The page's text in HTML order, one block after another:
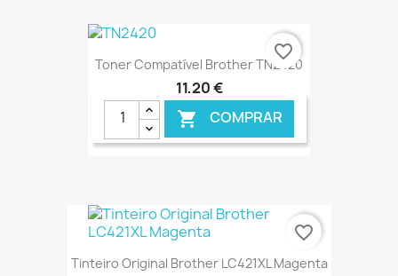
€ ONLINE
Toner Compatível Brother TN2420
11,20 €
 COMPRAR
€ ONLINE
favorite_border
Tinteiro Original Brother LC421XL Magenta
favorite_border